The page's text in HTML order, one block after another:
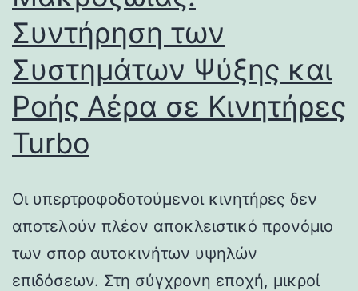
Συντήρηση των
Συστημάτων Ψύξης και
Ροής Αέρα σε Κινητήρες
Turbo
Οι υπερτροφοδοτούμενοι κινητήρες δεν
αποτελούν πλέον αποκλειστικό προνόμιο
των σπορ αυτοκινήτων υψηλών
επιδόσεων. Στη σύγχρονη εποχή, μικροί